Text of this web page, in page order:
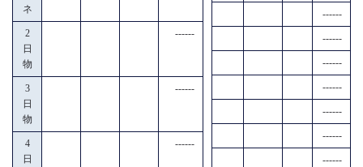
ネ
2
日
物
------
3
日
物
------
4
日
------
------
------
------
------
------
------
------